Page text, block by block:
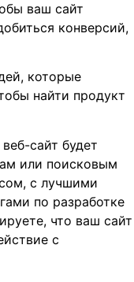
ваш сайт
конверсий,
которые
найти продукт
сайт будет
или поисковым
с лучшими
по разработке
что ваш сайт
с